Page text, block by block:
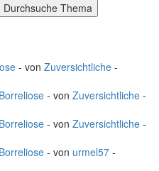
- von Zuversichtliche -
- von Zuversichtliche -
- von Zuversichtliche -
- von urmel57 -